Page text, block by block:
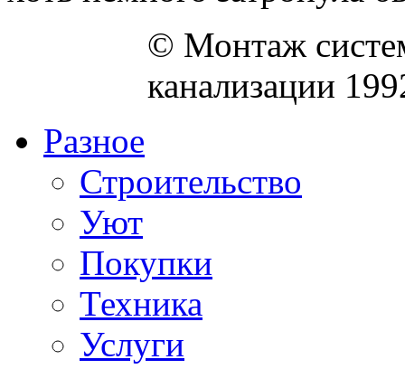
© Монтаж
канализации
Разное
Строительство
Уют
Покупки
Техника
Услуги